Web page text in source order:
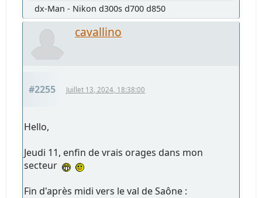
dx-Man - Nikon d300s d700 d850
cavallino
#2255 Juillet 13, 2024, 18:38:00
Hello,
Jeudi 11, enfin de vrais orages dans mon
secteur
Fin d'après midi vers le val de Saône :